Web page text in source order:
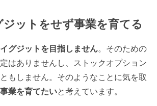
ットをせず事業を育てる
グジットを目指しません。そのための
はありませんし、ストックオプション
もしません。そのようなことに気を取
業を育てたいと考えています。